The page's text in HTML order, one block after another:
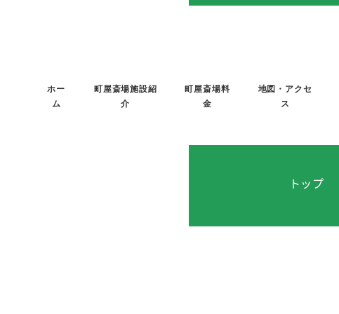
ホー
ム
町屋斎場施設紹
介
町屋斎場料
金
地図・アクセ
ス
トップ